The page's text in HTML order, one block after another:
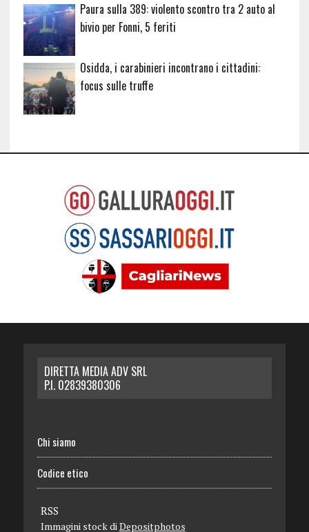
Paura sulla 389: violento scontro tra 2 auto al
bivio per Fonni, 5 feriti
Osidda, i carabinieri incontrano i cittadini:
focus sulle truffe
DIRETTA MEDIA ADV SRL
P.I. 02839380306
Chi siamo
Codice etico
RSS
Immagini stock di Depositphotos